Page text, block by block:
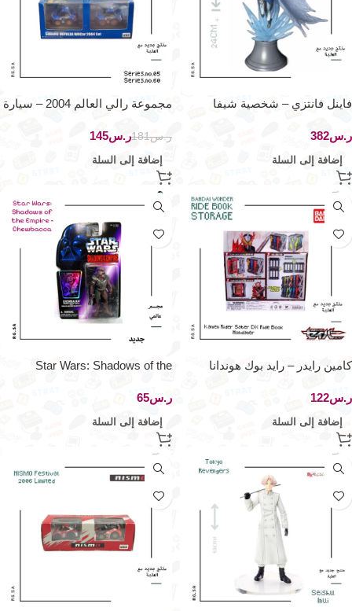
فاينل فانتزي – شخصية شيفا
ر.س
إضافة إلى السلة
مجموعة رالي العالم 2004 – سيارة
ر.س181ر.س145
إضافة إلى السلة
كامين رايدر – رايد بوك هوندانا
ر.س
إضافة إلى السلة
Star Wars: Shadows of the
Hunter Disguise)
ر.س
إضافة إلى السلة